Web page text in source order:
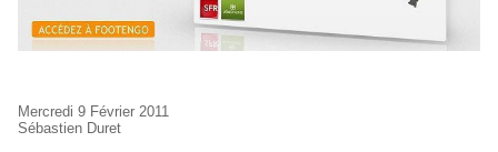
Mercredi 9 Février 2011
Sébastien Duret